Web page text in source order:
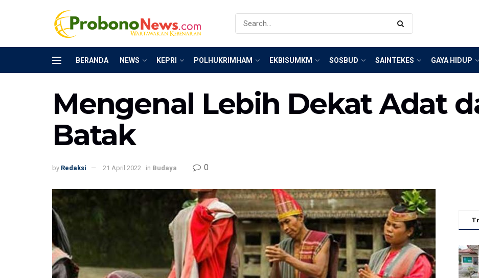
BERANDA NEWS KEPRI POLHUKRIMHAM EKBISUMKM SOSBUD SAINTEKES GAYA HIDUP
Mengenal Lebih Dekat Adat
Batak
by Redaksi 21 April 2022 in Budaya 0